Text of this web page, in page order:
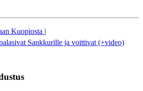
Kuopiosta |
Sankkurille ja voittivat (+video)